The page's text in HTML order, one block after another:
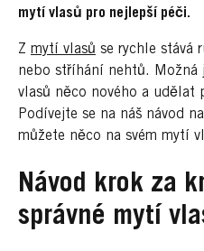
mytí vlasů pro nejlepší péči.
Z mytí vlasů se rychle stává
nebo stříhání nehtů. Možná
vlasů něco nového a udělat
Podívejte se na náš návod
můžete něco na svém mytí
Návod krok za
správné mytí